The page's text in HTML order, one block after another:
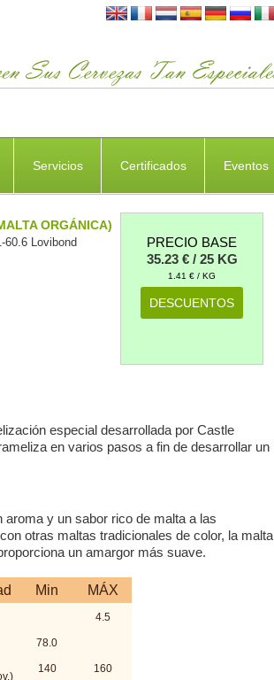
Servicios Certificados Eventos
ORGÁNICA)
60.6 Lovibond
PRECIO BASE
35.23 € / 25 KG
1.41 € / KG
DESCUENTOS
especial desarrollada por Castle
en varios pasos a fin de desarrollar un
y un sabor rico de malta a las
otras maltas tradicionales de color, la malta
un amargor más suave.
Min MÁX
4.5
78.0
140
160